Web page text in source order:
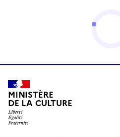
MINISTÈRE
DE LA CULTURE